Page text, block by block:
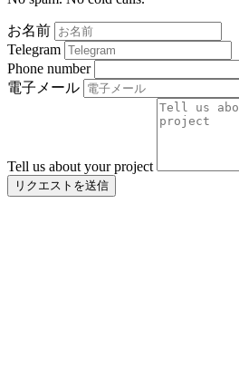
お名前
Telegram
Phone number
電子メール
Tell us about your project
リクエストを送信